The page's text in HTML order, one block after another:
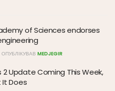
of Sciences endorses
ОПУБЛІКУВАВ MEDJEGIR
Update Coming This Week,
It Does